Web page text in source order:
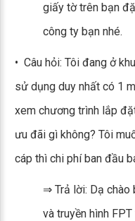
giấy tờ trên bạn
công ty bạn nhé.
• Câu hỏi: Tôi đang ở
sử dụng duy nhất có 1
xem chương trình lắp
ưu đãi gì không? Tôi
cáp thì chi phí ban đầu
⇒ Trả lời: Dạ chào
và truyền hình